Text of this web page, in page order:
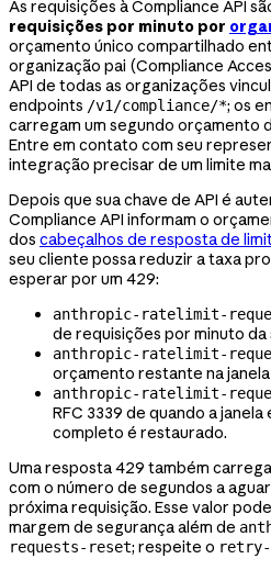
As requisições à Compliance API
requisições por minuto por
orçamento único compartilhado
organização pai (Compliance
API de todas as organizações
endpoints /v1/compliance/*; os
carregam um segundo orçamento
Entre em contato com seu
integração precisar de um limite
Depois que sua chave de API é
Compliance API informam o
dos cabeçalhos de resposta de
seu cliente possa reduzir a taxa
esperar por um 429:
anthropic-ratelimit-
de requisições por minuto da
anthropic-ratelimit-
orçamento restante na janela
anthropic-ratelimit-
RFC 3339 de quando a
completo é restaurado.
Uma resposta 429 também
com o número de segundos a
próxima requisição. Esse valor
margem de segurança além de
requests-reset; respeite o